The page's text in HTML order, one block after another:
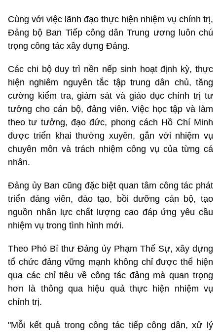
Cùng với việc lãnh đạo thực hiện nhiệm vụ chính trị,
Đảng bộ Ban Tiếp công dân Trung ương luôn chú
trọng công tác xây dựng Đảng.
Các chi bộ duy trì nền nếp sinh hoạt định kỳ, thực
hiện nghiêm nguyên tắc tập trung dân chủ, tăng
cường kiểm tra, giám sát và giáo dục chính trị tư
tưởng cho cán bộ, đảng viên. Việc học tập và làm
theo tư tưởng, đạo đức, phong cách Hồ Chí Minh
được triển khai thường xuyên, gắn với nhiệm vụ
chuyên môn và trách nhiệm công vụ của từng cá
nhân.
Đảng ủy Ban cũng đặc biệt quan tâm công tác phát
triển đảng viên, đào tạo, bồi dưỡng cán bộ, tạo
nguồn nhân lực chất lượng cao đáp ứng yêu cầu
nhiệm vụ trong tình hình mới.
Theo Phó Bí thư Đảng ủy Phạm Thế Sự, xây dựng
tổ chức đảng vững mạnh không chỉ được thể hiện
qua các chỉ tiêu về công tác đảng mà quan trọng
hơn là thông qua hiệu quả thực hiện nhiệm vụ
chính trị.
"Mỗi kết quả trong công tác tiếp công dân, xử lý